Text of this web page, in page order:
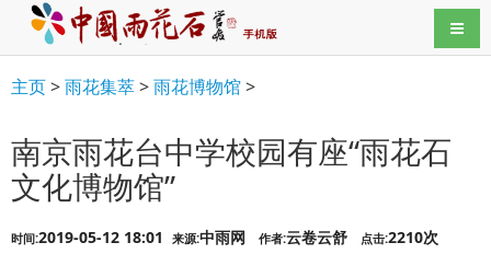
导航
主页>雨花集萃>雨花博物馆>
南京雨花台中学校园有座“雨花石
文化博物馆”
时间:2019-05-12 18:01 来源:中雨网 作者:云卷云舒 点击:2210次